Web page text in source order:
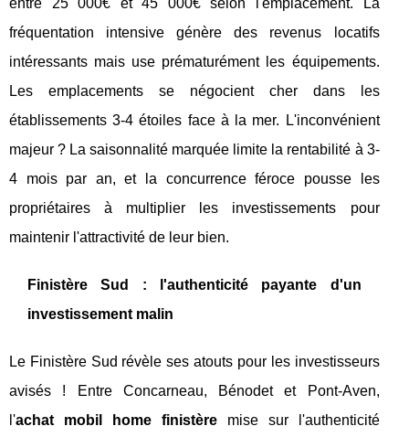
fréquentation intensive génère des revenus locatifs
intéressants mais use prématurément les équipements.
Les emplacements se négocient cher dans les
établissements 3-4 étoiles face à la mer. L'inconvénient
majeur ? La saisonnalité marquée limite la rentabilité à 3-
4 mois par an, et la concurrence féroce pousse les
propriétaires à multiplier les investissements pour
maintenir l'attractivité de leur bien.
Finistère Sud : l'authenticité payante d'un
investissement malin
Le Finistère Sud révèle ses atouts pour les investisseurs
avisés ! Entre Concarneau, Bénodet et Pont-Aven,
l'achat mobil home finistèremise sur l'authenticité